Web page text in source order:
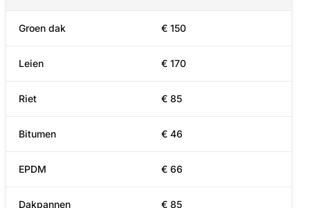
Groen dak € 150
Leien € 170
Riet € 85
Bitumen € 46
EPDM € 66
Dakpannen € 85